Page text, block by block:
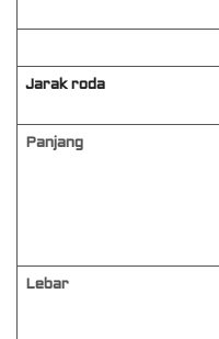
Jarak roda
Panjang
Lebar